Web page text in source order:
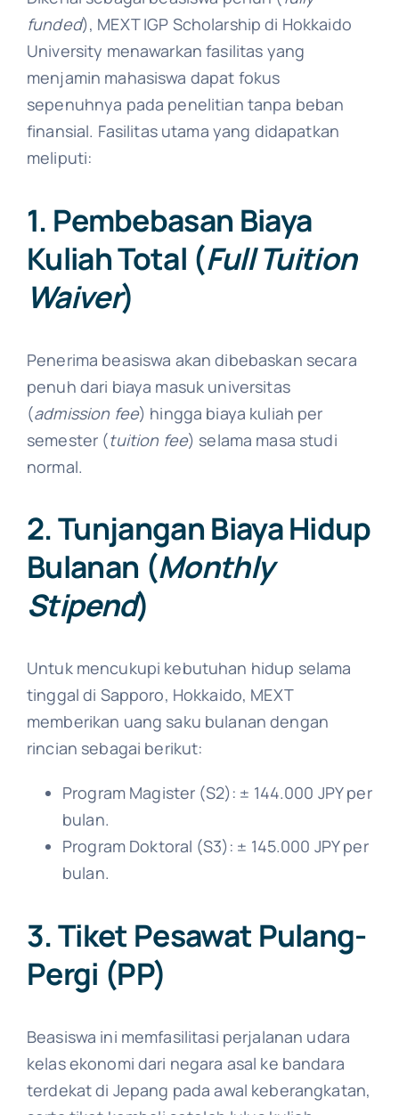
funded), MEXT IGP Scholarship di Hokkaido
University menawarkan fasilitas yang
menjamin mahasiswa dapat fokus
sepenuhnya pada penelitian tanpa beban
finansial. Fasilitas utama yang didapatkan
meliputi:
1. Pembebasan Biaya
Kuliah Total (Full Tuition
Waiver)
Penerima beasiswa akan dibebaskan secara
penuh dari biaya masuk universitas
(admission fee) hingga biaya kuliah per
semester (tuition fee) selama masa studi
normal.
2. Tunjangan Biaya Hidup
Bulanan (Monthly
Stipend)
Untuk mencukupi kebutuhan hidup selama
tinggal di Sapporo, Hokkaido, MEXT
memberikan uang saku bulanan dengan
rincian sebagai berikut:
Program Magister (S2): ± 144.000 JPY per
bulan.
Program Doktoral (S3): ± 145.000 JPY per
bulan.
3. Tiket Pesawat Pulang-
Pergi (PP)
Beasiswa ini memfasilitasi perjalanan udara
kelas ekonomi dari negara asal ke bandara
terdekat di Jepang pada awal keberangkatan,